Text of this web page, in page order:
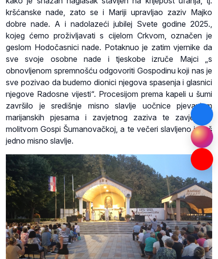
kršćanske nade, zato se i Mariji upravljao zaziv Majko
dobre nade. A i nadolazeći jubilej Svete godine 2025.,
kojeg ćemo proživljavati s cijelom Crkvom, označen je
geslom Hodočasnici nade. Potaknuo je zatim vjernike da
sve svoje osobne nade i tjeskobe izruče Majci „s
obnovljenom spremnošću odgovoriti Gospodinu koji nas je
sve pozivao da budemo dionici njegova spasenja i glasnici
njegove Radosne vijesti“. Procesijom prema kapeli u šumi
završilo je središnje misno slavlje uočnice pjevanjem
marijanskih pjesama i zavjetnog zaziva te zavjetnom
molitvom Gospi Šumanovačkoj, a te večeri slavljeno je još
jedno misno slavlje.